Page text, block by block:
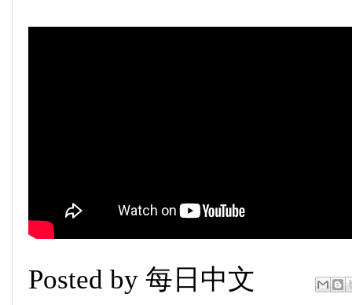
Posted by 每日中文